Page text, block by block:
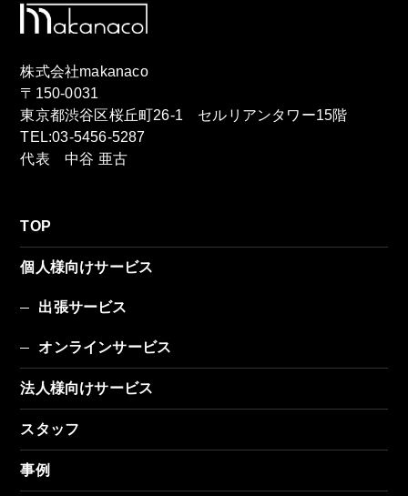
株式会社makanaco
〒150-0031
東京都渋谷区桜丘町26-1 セルリアンタワー15階
TEL:03-5456-5287
代表 中谷 亜古
TOP
個人様向けサービス
出張サービス
オンラインサービス
法人様向けサービス
スタッフ
事例